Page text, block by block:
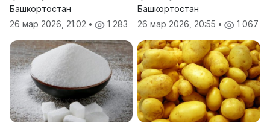
Башкортостан
26 мар 2026, 21:02 • 1 283
Башкортостан
26 мар 2026, 20:55 • 1 067